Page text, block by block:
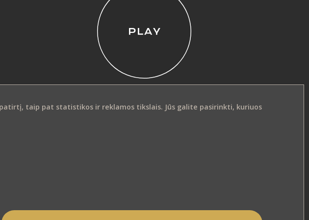
taip pat statistikos ir reklamos tikslais. Jūs galite pasirinkti, kuriuos